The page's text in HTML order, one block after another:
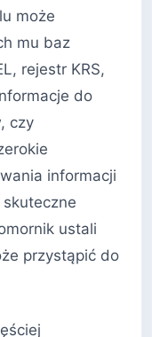
może
mu baz
rejestr KRS,
do
czy
informacji
skuteczne
ustali
przystąpić do